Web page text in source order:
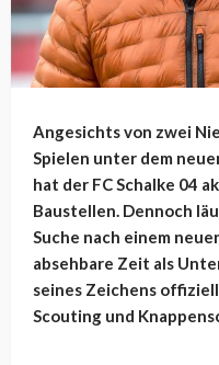
Angesichts von zwei
Spielen unter dem
hat der FC Schalke 04
Baustellen. Dennoch
Suche nach einem
absehbare Zeit als
seines Zeichens
Scouting und